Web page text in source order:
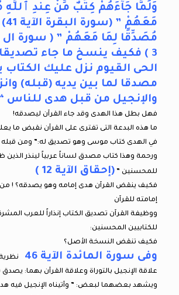
وَلَمَّا جَآءَهُمْ كِتَٰبٌ مِّنْ عِندِ
مُصَدِّقًا لِمَا مَعَهُمْ ” ( سورة ال
3 ) فكيف ينسخ ما جاء تصديقا
الحى القيوم نزل عليك الكتاب
مصدقا لما بين يديه (قبله)
والإنجيل من قبل هدى للناس
فهل بطل هذا الهدى وقد جاء القرآن ليصدقه!
ما هذه البدعة التى تفترى على القرآن نقبض ما
في الهدى كتاب موسى وهو تصديق له:” ومن قبله
ورحمة وهذا كتاب مصدق لساناً عربياً لينذر
للمحسنين ” (إحقاق الآية 12 )
فكيف ينقض القرآن هدى إمامه وهو يصدقه؟ !
إمامته للقرآن
ووظيفة القرآن تصديق الكتاب إنذاراً للعرب
للكتابيين المحسنين:
فكيف تنقض النسخة الأصل؟
وفى سورة المائدة الآية 46
علاقة الإنجيل بالتوراة وعلاقة القرآن بهما:
ويشهد بعضهما لبعض: ” وآتيناه الإنجيل فيه